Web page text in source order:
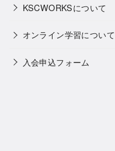
KSCWORKSについて
オンライン学習について
入会申込フォーム